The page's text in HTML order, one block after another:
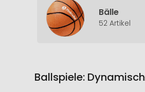
Bälle
52 Artikel
Ballspiele: